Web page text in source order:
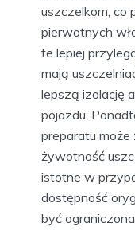
uszczelkom, co
pierwotnych
te lepiej
mają
lepszą izolację
pojazdu.
preparatu
żywotność
istotne w
dostępność
być